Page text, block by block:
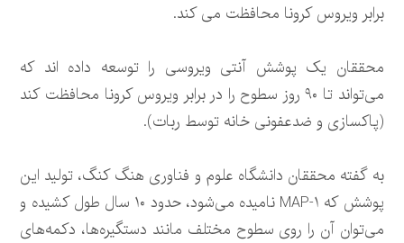
برابر ویروس کرونا محافظت می کند.
محققان یک پوشش آنتی ویروسی را توسعه داده اند که
می‌تواند تا ۹۰ روز سطوح را در برابر ویروس کرونا محافظت کند
(پاکسازی و ضدعفونی خانه توسط ربات).
به گفته محققان دانشگاه علوم و فناوری هنگ کنگ، تولید این
پوشش که MAP-۱ نامیده می‌شود، حدود ۱۰ سال طول کشیده و
می‌توان آن را روی سطوح مختلف مانند دستگیره‌ها، دکمه‌های